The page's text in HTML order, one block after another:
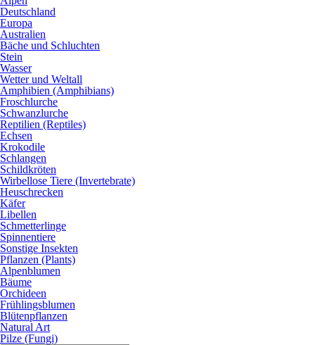
Deutschland
Europa
Australien
Bäche und Schluchten
Stein
Wasser
Wetter und Weltall
Amphibien (Amphibians)
Froschlurche
Schwanzlurche
Reptilien (Reptiles)
Echsen
Krokodile
Schlangen
Schildkröten
Wirbellose Tiere (Invertebrate)
Heuschrecken
Käfer
Libellen
Schmetterlinge
Spinnentiere
Sonstige Insekten
Pflanzen (Plants)
Alpenblumen
Bäume
Orchideen
Frühlingsblumen
Blütenpflanzen
Natural Art
Pilze (Fungi)